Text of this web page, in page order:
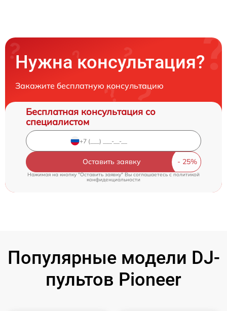
Нужна консультация?
Закажите бесплатную консультацию
Бесплатная консультация со
специалистом
Оставить заявку
Нажимая на кнопку "Оставить заявку" Вы соглашаетесь c политикой
конфиденциальности
Популярные модели DJ-
пультов Pioneer